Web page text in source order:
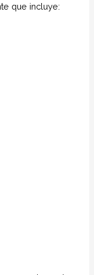
que incluye: